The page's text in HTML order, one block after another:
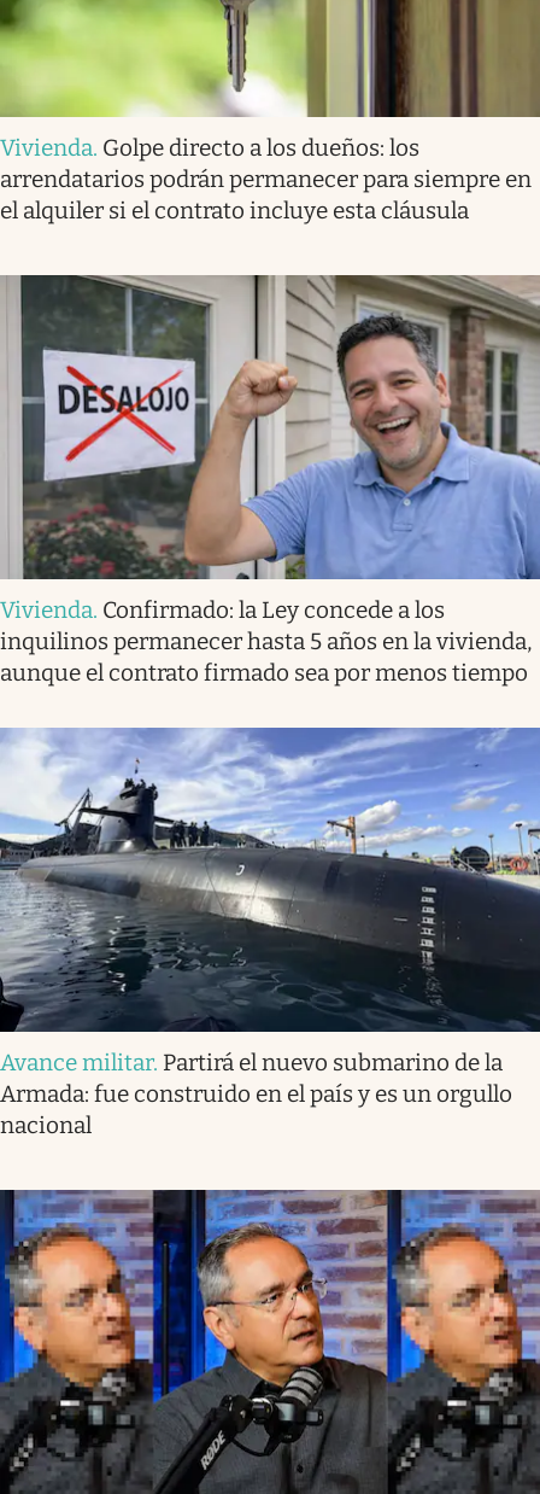
Vivienda. Golpe directo a los dueños: los
arrendatarios podrán permanecer para siempre en
el alquiler si el contrato incluye esta cláusula
Vivienda. Confirmado: la Ley concede a los
inquilinos permanecer hasta 5 años en la vivienda,
aunque el contrato firmado sea por menos tiempo
Avance militar. Partirá el nuevo submarino de la
Armada: fue construido en el país y es un orgullo
nacional